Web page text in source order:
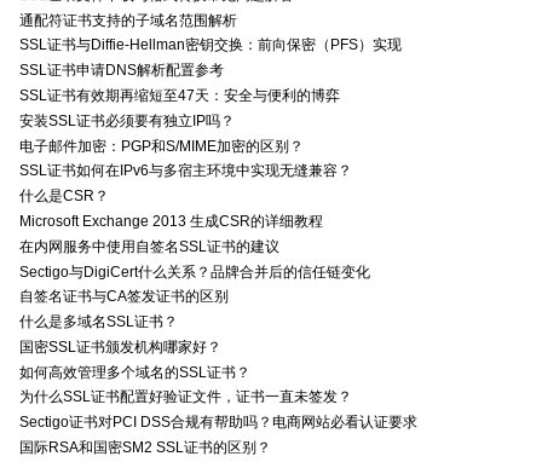
通配符证书支持的子域名范围解析
SSL证书与Diffie-Hellman密钥交换：前向保密（PFS）实现
SSL证书申请DNS解析配置参考
SSL证书有效期再缩短至47天：安全与便利的博弈
安装SSL证书必须要有独立IP吗？
电子邮件加密：PGP和S/MIME加密的区别？
SSL证书如何在IPv6与多宿主环境中实现无缝兼容？
什么是CSR？
Microsoft Exchange 2013 生成CSR的详细教程
在内网服务中使用自签名SSL证书的建议
Sectigo与DigiCert什么关系？品牌合并后的信任链变化
自签名证书与CA签发证书的区别
什么是多域名SSL证书？
国密SSL证书颁发机构哪家好？
如何高效管理多个域名的SSL证书？
为什么SSL证书配置好验证文件，证书一直未签发？
Sectigo证书对PCI DSS合规有帮助吗？电商网站必看认证要求
国际RSA和国密SM2 SSL证书的区别？